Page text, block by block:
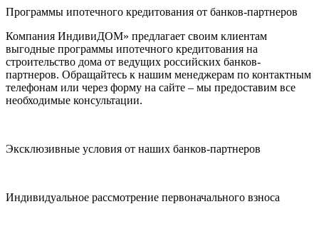
Программы ипотечного кредитования от банков-партнеров
Компания ИндивиДОМ» предлагает своим клиентам
выгодные программы ипотечного кредитования на
строительство дома от ведущих российских банков-
партнеров. Обращайтесь к нашим менеджерам по контактным
телефонам или через форму на сайте – мы предоставим все
необходимые консультации.
Эксклюзивные условия от наших банков-партнеров
Индивидуальное рассмотрение первоначального взноса